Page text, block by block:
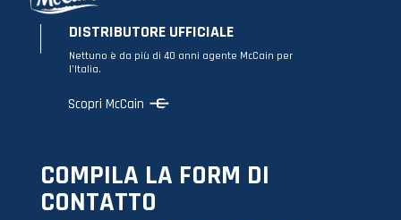
DISTRIBUTORE UFFICIALE
Nettuno è da più di 40 anni agente McCain per
l’Italia.
Scopri McCain
COMPILA LA FORM DI
CONTATTO